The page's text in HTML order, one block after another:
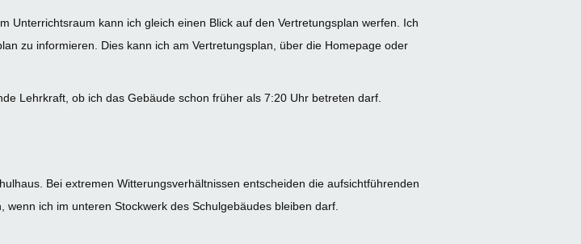
Unterrichtsraum kann ich gleich einen Blick auf den Vertretungsplan werfen. Ich
zu informieren. Dies kann ich am Vertretungsplan, über die Homepage oder
Lehrkraft, ob ich das Gebäude schon früher als 7:20 Uhr betreten darf.
Bei extremen Witterungsverhältnissen entscheiden die aufsichtführenden
ich im unteren Stockwerk des Schulgebäudes bleiben darf.